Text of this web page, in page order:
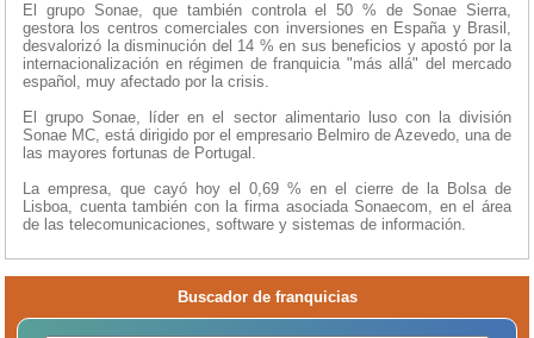
El grupo Sonae, que también controla el 50 % de Sonae Sierra,
gestora los centros comerciales con inversiones en España y Brasil,
desvalorizó la disminución del 14 % en sus beneficios y apostó por la
internacionalización en régimen de franquicia "más allá" del mercado
español, muy afectado por la crisis.
El grupo Sonae, líder en el sector alimentario luso con la división
Sonae MC, está dirigido por el empresario Belmiro de Azevedo, una de
las mayores fortunas de Portugal.
La empresa, que cayó hoy el 0,69 % en el cierre de la Bolsa de
Lisboa, cuenta también con la firma asociada Sonaecom, en el área
de las telecomunicaciones, software y sistemas de información.
Buscador de franquicias